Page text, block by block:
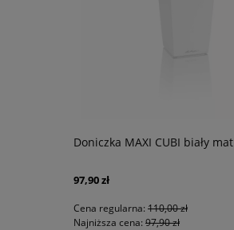
Doniczka MAXI CUBI biały mat
97,90 zł
Cena regularna: 110,00 zł
Najniższa cena: 97,90 zł